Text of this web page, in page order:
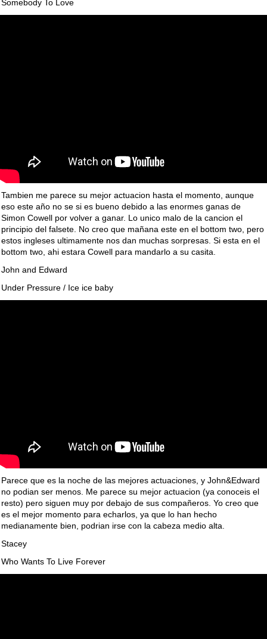
Somebody To Love
Tambien me parece su mejor actuacion hasta el momento, aunque
eso este año no se si es bueno debido a las enormes ganas de
Simon Cowell por volver a ganar. Lo unico malo de la cancion el
principio del falsete. No creo que mañana este en el bottom two, pero
estos ingleses ultimamente nos dan muchas sorpresas. Si esta en el
bottom two, ahi estara Cowell para mandarlo a su casita.
John and Edward
Under Pressure / Ice ice baby
Parece que es la noche de las mejores actuaciones, y John&Edward
no podian ser menos. Me parece su mejor actuacion (ya conoceis el
resto) pero siguen muy por debajo de sus compañeros. Yo creo que
es el mejor momento para echarlos, ya que lo han hecho
medianamente bien, podrian irse con la cabeza medio alta.
Stacey
Who Wants To Live Forever